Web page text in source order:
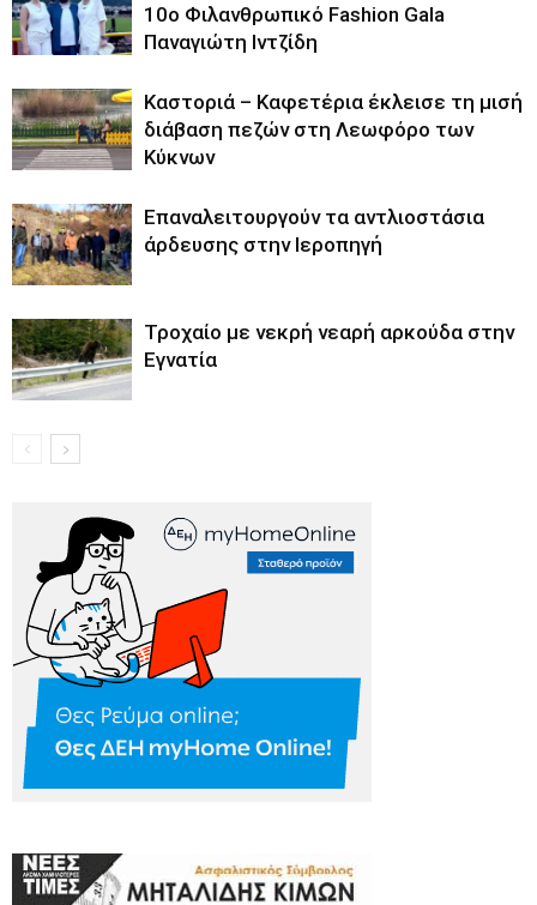
10ο Φιλανθρωπικό Fashion Gala
Παναγιώτη Ιντζίδη
Καστοριά – Καφετέρια έκλεισε τη μισή
διάβαση πεζών στη Λεωφόρο των
Κύκνων
Επαναλειτουργούν τα αντλιοστάσια
άρδευσης στην Ιεροπηγή
Τροχαίο με νεκρή νεαρή αρκούδα στην
Εγνατία